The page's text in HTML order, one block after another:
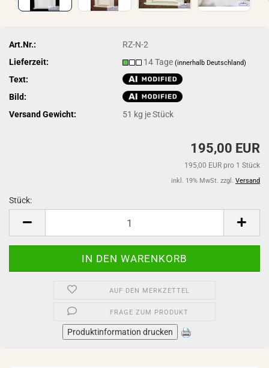
Art.Nr.:
RZ-N-2
Lieferzeit:
14 Tage(innerhalb Deutschland)
Text:
Bild:
Versand Gewicht:
51 kg je Stück
195,00 EUR
195,00 EUR pro 1 Stück
inkl. 19% MwSt. zzgl. Versand
Stück:
AUF DEN MERKZETTEL
FRAGE ZUM PRODUKT
Produktinformation drucken